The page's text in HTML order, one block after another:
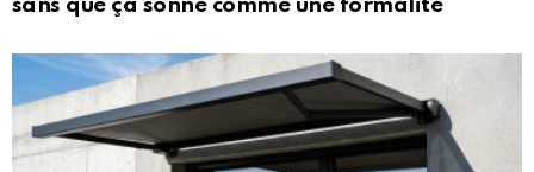
sans que ça sonne comme une formalité